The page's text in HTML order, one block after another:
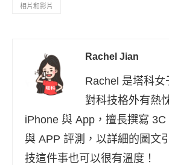
相片和影片
Rachel Jian
Rachel 是塔科女
對科技格外有熱
iPhone 與 App，擅長撰寫
與 APP 評測，以詳細的圖文
技這件事也可以很有溫度！